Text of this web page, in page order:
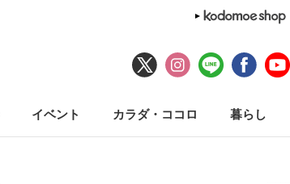
イベント カラダ・ココロ 暮らし